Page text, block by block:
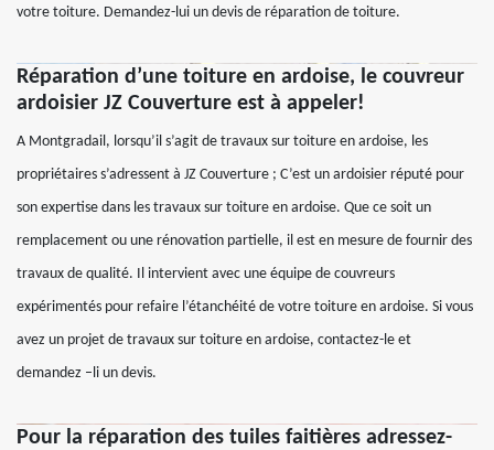
votre toiture. Demandez-lui un devis de réparation de toiture.
Réparation d’une toiture en ardoise, le couvreur
ardoisier JZ Couverture est à appeler!
A Montgradail, lorsqu’il s’agit de travaux sur toiture en ardoise, les
propriétaires s’adressent à JZ Couverture ; C’est un ardoisier réputé pour
son expertise dans les travaux sur toiture en ardoise. Que ce soit un
remplacement ou une rénovation partielle, il est en mesure de fournir des
travaux de qualité. Il intervient avec une équipe de couvreurs
expérimentés pour refaire l’étanchéité de votre toiture en ardoise. Si vous
avez un projet de travaux sur toiture en ardoise, contactez-le et
demandez –li un devis.
Pour la réparation des tuiles faitières adressez-